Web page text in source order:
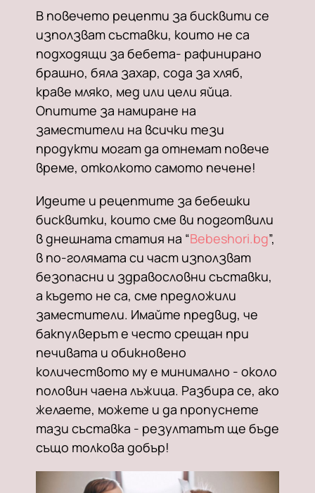
В повечето рецепти за бисквити се
използват съставки, които не са
подходящи за бебета- рафинирано
брашно, бяла захар, сода за хляб,
краве мляко, мед или цели яйца.
Опитите за намиране на
заместители на всички тези
продукти могат да отнемат повече
време, отколкото самото печене!
Идеите и рецептите за бебешки
бисквитки, които сме ви подготвили
в днешната статия на “Bebeshori.bg”,
в по-голямата си част използват
безопасни и здравословни съставки,
а където не са, сме предложили
заместители. Имайте предвид, че
бакпулверът е често срещан при
печивата и обикновено
количеството му е минимално - около
половин чаена лъжица. Разбира се, ако
желаете, можете и да пропуснете
тази съставка - резултатът ще бъде
също толкова добър!